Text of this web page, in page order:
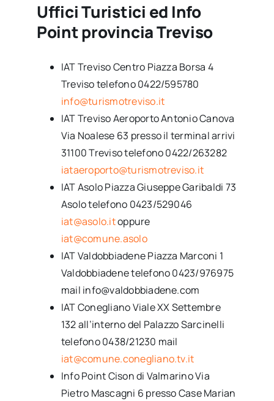
Uffici Turistici ed Info
Point provincia Treviso
IAT Treviso Centro Piazza Borsa 4
Treviso telefono 0422/595780
info@turismotreviso.it
IAT Treviso Aeroporto Antonio Canova
Via Noalese 63 presso il terminal arrivi
31100 Treviso telefono 0422/263282
iataeroporto@turismotreviso.it
IAT Asolo Piazza Giuseppe Garibaldi 73
Asolo telefono 0423/529046
iat@asolo.itoppure
iat@comune.asolo
IAT Valdobbiadene Piazza Marconi 1
Valdobbiadene telefono 0423/976975
mail info@valdobbiadene.com
IAT Conegliano Viale XX Settembre
132 all’interno del Palazzo Sarcinelli
telefono 0438/21230 mail
iat@comune.conegliano.tv.it
Info Point Cison di Valmarino Via
Pietro Mascagni 6 presso Case Marian